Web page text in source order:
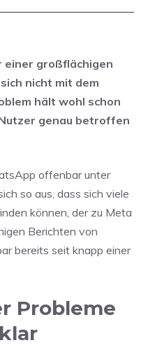
großflächigen
nicht mit dem
hält wohl schon
genau betroffen
offenbar unter
so aus, dass sich viele
können, der zu Meta
Berichten von
bereits seit knapp einer
Probleme